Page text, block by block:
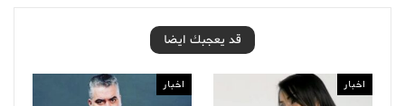
قد يعجبك ايضا
اخبار اخبار